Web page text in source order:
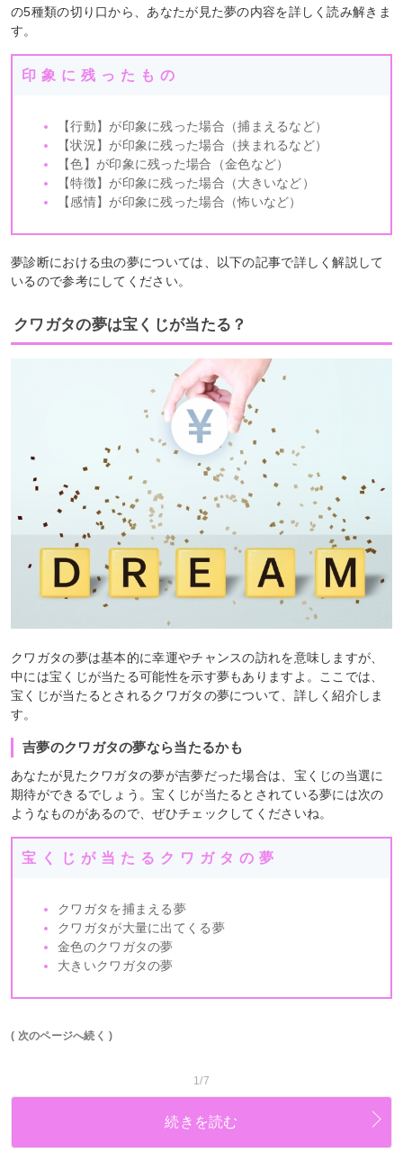
の5種類の切り口から、あなたが見た夢の内容を詳しく読み解きま
す。
印象に残ったもの
【行動】が印象に残った場合（捕まえるなど）
【状況】が印象に残った場合（挟まれるなど）
【色】が印象に残った場合（金色など）
【特徴】が印象に残った場合（大きいなど）
【感情】が印象に残った場合（怖いなど）
夢診断における虫の夢については、以下の記事で詳しく解説して
いるので参考にしてください。
クワガタの夢は宝くじが当たる？
クワガタの夢は基本的に幸運やチャンスの訪れを意味しますが、
中には宝くじが当たる可能性を示す夢もありますよ。ここでは、
宝くじが当たるとされるクワガタの夢について、詳しく紹介しま
す。
吉夢のクワガタの夢なら当たるかも
あなたが見たクワガタの夢が吉夢だった場合は、宝くじの当選に
期待ができるでしょう。宝くじが当たるとされている夢には次の
ようなものがあるので、ぜひチェックしてくださいね。
宝くじが当たるクワガタの夢
クワガタを捕まえる夢
クワガタが大量に出てくる夢
金色のクワガタの夢
大きいクワガタの夢
( 次のページへ続く )
1/7
続きを読む